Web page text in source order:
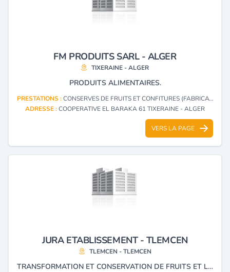
FM PRODUITS SARL - ALGER
TIXERAINE - ALGER
PRODUITS ALIMENTAIRES.
PRESTATIONS :CONSERVES DE FRUITS ET CONFITURES (FABRICATION, GROS)
ADRESSE :COOPERATIVE EL BARAKA 61 TIXERAINE - ALGER
VERS LA PAGE
JURA ETABLISSEMENT - TLEMCEN
TLEMCEN - TLEMCEN
TRANSFORMATION ET CONSERVATION DE FRUITS ET LÉGUMES POUR L'INDUSTRIE LAITIER.